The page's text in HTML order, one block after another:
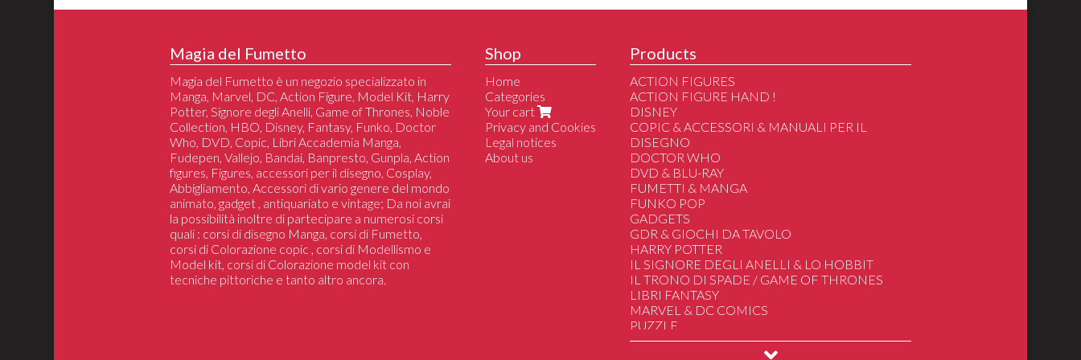
Magia del Fumetto
Magia del Fumetto è un negozio specializzato in
Manga, Marvel, DC, Action Figure, Model Kit, Harry
Potter, Signore degli Anelli, Game of Thrones, Noble
Collection, HBO, Disney, Fantasy, Funko, Doctor
Who, DVD, Copic, Libri Accademia Manga,
Fudepen, Vallejo, Bandai, Banpresto, Gunpla, Action
figures, Figures, accessori per il disegno, Cosplay,
Abbigliamento, Accessori di vario genere del mondo
animato, gadget , antiquariato e vintage; Da noi avrai
la possibilità inoltre di partecipare a numerosi corsi
quali : corsi di disegno Manga, corsi di Fumetto,
corsi di Colorazione copic , corsi di Modellismo e
Model kit, corsi di Colorazione model kit con
tecniche pittoriche e tanto altro ancora.
Shop
Home
Categories
Your cart
Privacy and Cookies
Legal notices
About us
Products
ACTION FIGURES
ACTION FIGURE HAND !
DISNEY
COPIC & ACCESSORI & MANUALI PER IL
DISEGNO
DOCTOR WHO
DVD & BLU-RAY
FUMETTI & MANGA
FUNKO POP
GADGETS
GDR & GIOCHI DA TAVOLO
HARRY POTTER
IL SIGNORE DEGLI ANELLI & LO HOBBIT
IL TRONO DI SPADE / GAME OF THRONES
LIBRI FANTASY
MARVEL & DC COMICS
PUZZLE
SAILOR MOON